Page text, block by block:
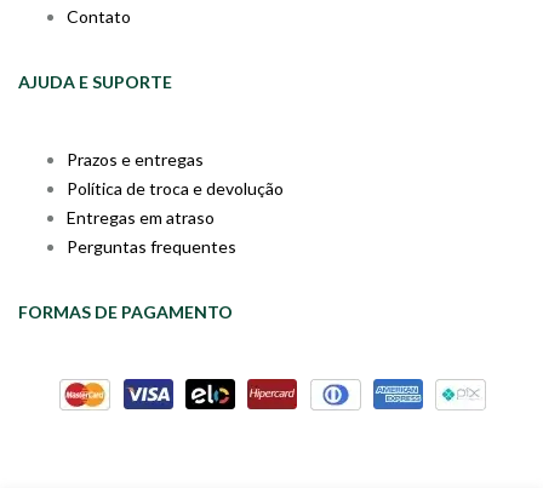
Contato
AJUDA E SUPORTE
Prazos e entregas
Política de troca e devolução
Entregas em atraso
Perguntas frequentes
FORMAS DE PAGAMENTO